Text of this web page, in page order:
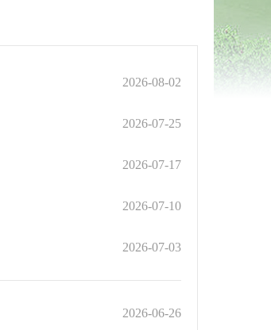
2026-08-02
2026-07-25
2026-07-17
2026-07-10
2026-07-03
2026-06-26